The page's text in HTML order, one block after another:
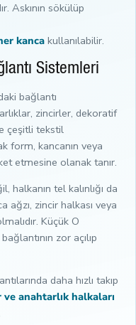
Askının sökülüp
kanca kullanılabilir.
Sistemleri
bağlantı
zincirler, dekoratif
çeşitli tekstil
form, kancanın veya
etmesine olanak tanır.
halkanın tel kalınlığı da
ağzı, zincir halkası veya
Küçük O
zor açılıp
daha hızlı takıp
anahtarlık halkaları